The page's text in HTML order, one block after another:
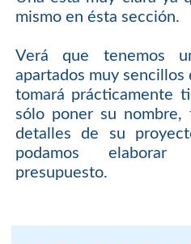
mismo en ésta sección.
Verá que tenemos
apartados muy
tomará prácticamente
sólo poner su
detalles de su
podamos elaborar
presupuesto.